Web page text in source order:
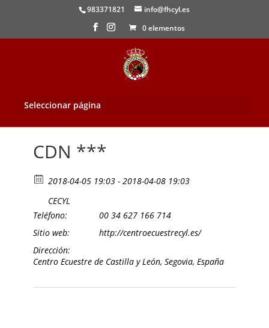
983371821
info@fhcyl.es
0 elementos
Seleccionar página
CDN ***
2018-04-05 19:03 - 2018-04-08 19:03
CECYL
Teléfono:
00 34 627 166 714
Sitio web:
http://centroecuestrecyl.es/
Dirección:
Centro Ecuestre de Castilla y León, Segovia, España